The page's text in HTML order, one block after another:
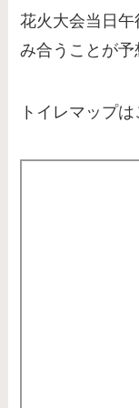
花火大会当日
み合うことが予
トイレマップは